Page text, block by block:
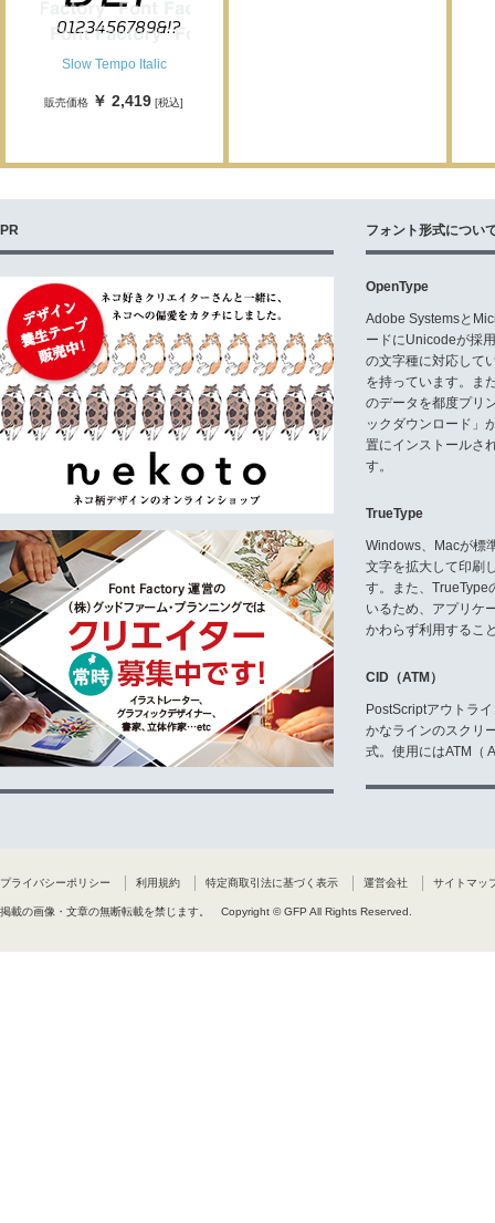
Slow Tempo Italic
販売価格 ￥ 2,419 [税込]
PR フォント形式につい
OpenType
Adobe Systemsと
ードにUnicodeが採
の文字種に対応して
を持っています。ま
のデータを都度プリ
ックダウンロード」
置にインストールさ
す。
TrueType
Windows、Macが標
文字を拡大して印刷
す。また、TrueType
いるため、アプリケ
かわらず利用するこ
CID（ATM）
PostScriptアウトラ
かなラインのスクリ
式。使用にはATM（
プライバシーポリシー 利用規約 特定商取引法に基づく表示 運営会社 サイトマッ
掲載の画像・文章の無断転載を禁じます。 Copyright © GFP All Rights Reserved.